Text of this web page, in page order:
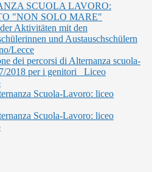
SCUOLA LAVORO:
"NON SOLO MARE"
Aktivitäten mit den
und Austauschschülern
Lecce
dei percorsi di Alternanza scuola-
2018 per i genitori_ Liceo
Scuola-Lavoro: liceo
Scuola-Lavoro: liceo